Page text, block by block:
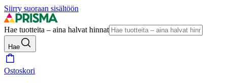
Siirry suoraan sisältöön
Hae tuotteita – aina halvat hinnat
Hae
Ostoskori